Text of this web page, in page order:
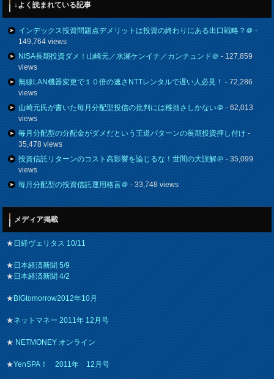
↓よく読まれている記事
インデックス投資問題点デメリットは投資の終わりにある出口戦略？＠-
149,764 views
NISA長期投資ダメ！山崎元／水瀬ケンイチ／カンチュンド＠- 127,859
views
無線LAN機器変更で１０倍の速さNTTレンタルで遅い人必見！- 72,286
views
山崎元氏が書いた毎月分配型投信の批判には稚拙さしかない＠- 62,013
views
毎月分配型の分配金がダメだという王道パターンの長期投資押し付け-
35,478 views
投資信託リターンのコスト高影響を論じるな！世間の大誤解＠- 35,099
views
毎月分配型の投資信託運用格言＠- 33,748 views
メディア掲載
★日経ヴェリタス 10/11
★日本経済新聞 5/9
★日本経済新聞 4/2
★BIGtomorrow2012年10月
★ネットマネー 2011年 12月号
★NETMONEY オンライン
★YenSPA！ 2011年 12月号